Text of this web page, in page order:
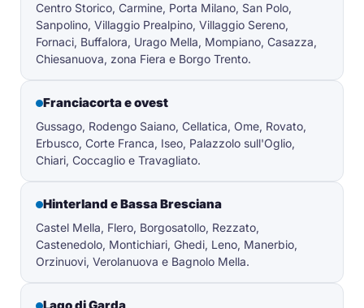
Centro Storico, Carmine, Porta Milano, San Polo,
Sanpolino, Villaggio Prealpino, Villaggio Sereno,
Fornaci, Buffalora, Urago Mella, Mompiano, Casazza,
Chiesanuova, zona Fiera e Borgo Trento.
Franciacorta e ovest
Gussago, Rodengo Saiano, Cellatica, Ome, Rovato,
Erbusco, Corte Franca, Iseo, Palazzolo sull'Oglio,
Chiari, Coccaglio e Travagliato.
Hinterland e Bassa Bresciana
Castel Mella, Flero, Borgosatollo, Rezzato,
Castenedolo, Montichiari, Ghedi, Leno, Manerbio,
Orzinuovi, Verolanuova e Bagnolo Mella.